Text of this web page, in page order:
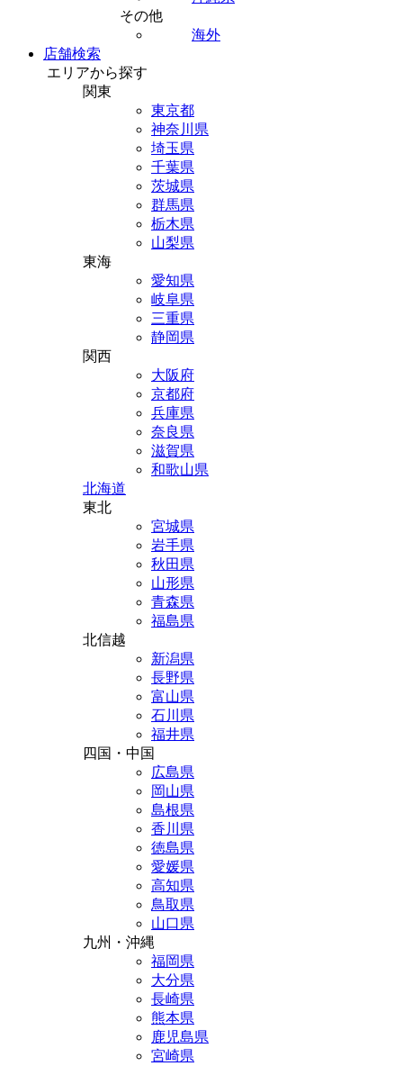
その他
海外
店舗検索
エリアから探す
関東
東京都
神奈川県
埼玉県
千葉県
茨城県
群馬県
栃木県
山梨県
東海
愛知県
岐阜県
三重県
静岡県
関西
大阪府
京都府
兵庫県
奈良県
滋賀県
和歌山県
北海道
東北
宮城県
岩手県
秋田県
山形県
青森県
福島県
北信越
新潟県
長野県
富山県
石川県
福井県
四国・中国
広島県
岡山県
島根県
香川県
徳島県
愛媛県
高知県
鳥取県
山口県
九州・沖縄
福岡県
大分県
長崎県
熊本県
鹿児島県
宮崎県